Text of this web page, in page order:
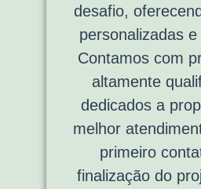
desafio,
personalizadas
Contamos com
altamente
dedicados a
melhor
primeiro
finalização do